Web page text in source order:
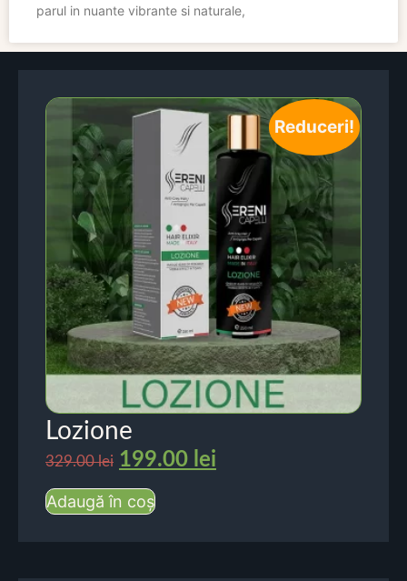
parul in nuante vibrante si naturale,
Reduceri!
Lozione
329.00lei 199.00 lei
Adaugă în coș